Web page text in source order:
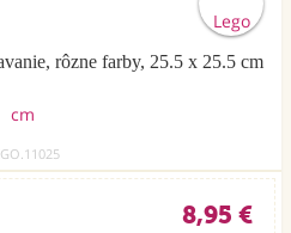
rôzne farby, 25.5 x 25.5 cm
8,95 €